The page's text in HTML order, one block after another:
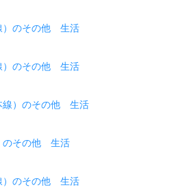
）のその他 生活
）のその他 生活
線）のその他 生活
のその他 生活
）のその他 生活